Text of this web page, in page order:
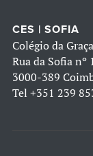
CES | SOFIA
Colégio da Graça
Rua da Sofia nº
3000-389
Tel +351 239